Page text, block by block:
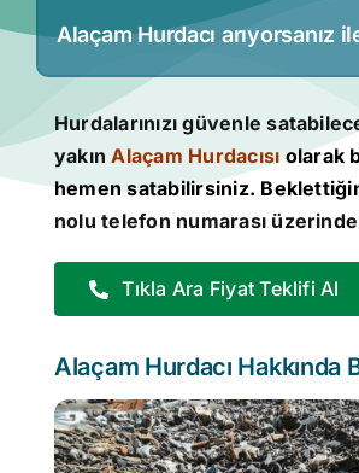
Alaçam Hurdacı
Hurdalarınızı güvenle
yakınAlaçam Hurdacısı olarak
hemen satabilirsiniz.
nolu telefon numarası
Tıkla Ara Fiyat Teklifi Al
Alaçam Hurdacı Hakkında